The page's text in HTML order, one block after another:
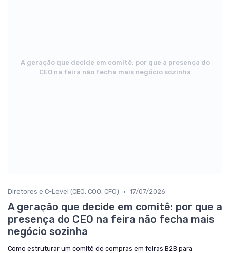
A geração que decide em comitê: por que a presença do
CEO na feira não fecha mais negócio sozinha
Diretores e C-Level (CEO, COO, CFO) • 17/07/2026
A geração que decide em comitê: por que a
presença do CEO na feira não fecha mais
negócio sozinha
Como estruturar um comitê de compras em feiras B2B para